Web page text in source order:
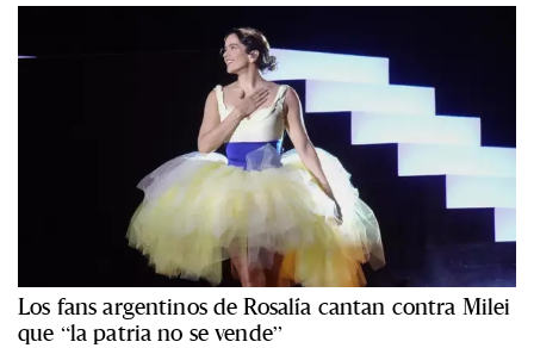
Los fans argentinos de Rosalía cantan contra Milei
que “la patria no se vende”